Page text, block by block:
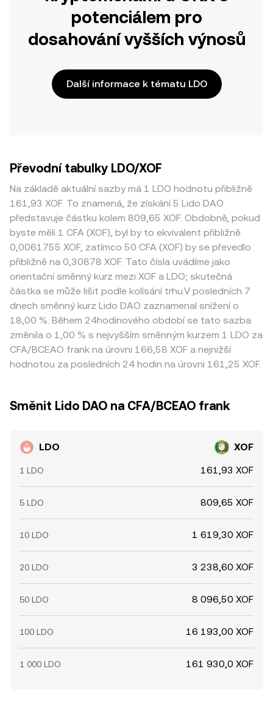
potenciálem pro
dosahování vyšších výnosů
Další informace k tématu LDO
Převodní tabulky LDO/XOF
Na základě aktuální sazby má 1 LDO hodnotu přibližně
161,93 XOF. To znamená, že získání 5 Lido DAO
představuje částku kolem 809,65 XOF. Obdobně, pokud
byste měli 1 CFA (XOF), byl by to ekvivalent přibližně
0,0061755 XOF, zatímco 50 CFA (XOF) by se převedlo
přibližně na 0,30878 XOF. Tato čísla uvádíme jako
orientační směnný kurz mezi XOF a LDO; skutečná
částka se může lišit podle kolísání trhu.V posledních 7
dnech směnný kurz Lido DAO zaznamenal snížení o
18,00 %. Během 24hodinového období se tato sazba
změnila o 1,00 % s nejvyšším směnným kurzem 1 LDO za
CFA/BCEAO frank na úrovni 166,58 XOF a nejnižší
hodnotou za posledních 24 hodin na úrovni 161,25 XOF.
Směnit Lido DAO na CFA/BCEAO frank
LDO XOF
1 LDO 161,93 XOF
5 LDO 809,65 XOF
10 LDO 1 619,30 XOF
20 LDO 3 238,60 XOF
50 LDO 8 096,50 XOF
100 LDO 16 193,00 XOF
1 000 LDO 161 930,0 XOF